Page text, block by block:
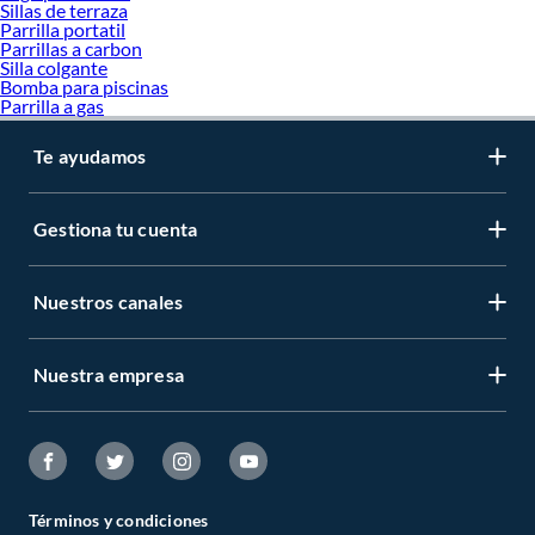
Parrilla portatil
Parrillas a carbon
Parrilla a gas
Sillas de terraza
Parrilla portatil
Parrillas a carbon
Silla colgante
Bomba para piscinas
Parrilla a gas
Te ayudamos
Gestiona tu cuenta
Nuestros canales
Nuestra empresa
Términos y condiciones